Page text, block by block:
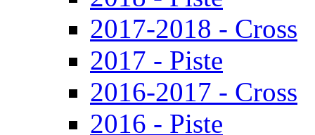
2017-2018 - Cross
2017 - Piste
2016-2017 - Cross
2016 - Piste